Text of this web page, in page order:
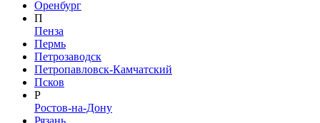
Оренбург
П
Пенза
Пермь
Петрозаводск
Петропавловск-Камчатский
Псков
Р
Ростов-на-Дону
Рязань